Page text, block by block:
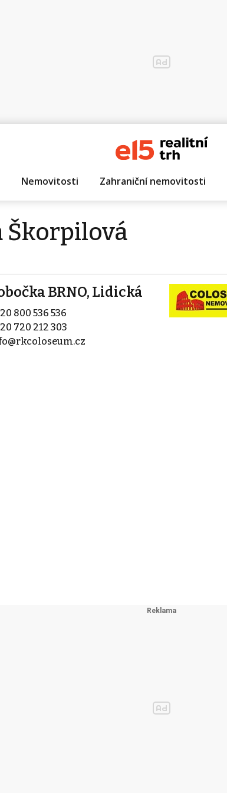
Nemovitosti Zahraniční nemovitosti
Škorpilová
BRNO, Lidická
800 536 536
720 212 303